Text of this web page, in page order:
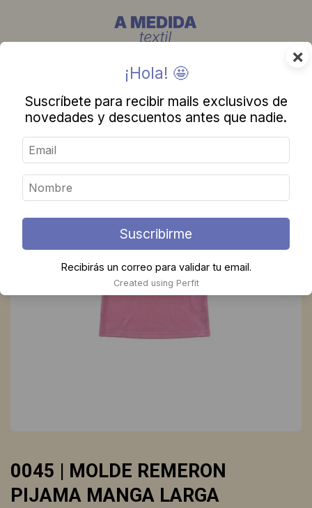
0045 | MOLDE REMERON
PIJAMA MANGA LARGA
×
¡Hola! 🤩
Suscríbete para recibir mails exclusivos de
novedades y descuentos antes que nadie.
Suscribirme
Recibirás un correo para validar tu email.
Created using Perfit